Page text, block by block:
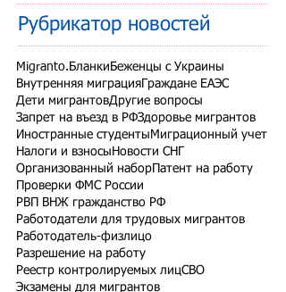
Рубрикатор новостей
Migranto.Бланки Беженцы с Украины
Внутренняя миграция Граждане ЕАЭС
Дети мигрантовДругие вопросы
Запрет на въезд в РФЗдоровье мигрантов
Иностранные студенты Миграционный учет
Налоги и взносы Новости СНГ
Организованный набор Патент на работу
Проверки ФМС России
РВП ВНЖ гражданство РФ
Работодатели для трудовых мигрантов
Работодатель-физлицо
Разрешение на работу
Реестр контролируемых лицСВО
Экзамены для мигрантов